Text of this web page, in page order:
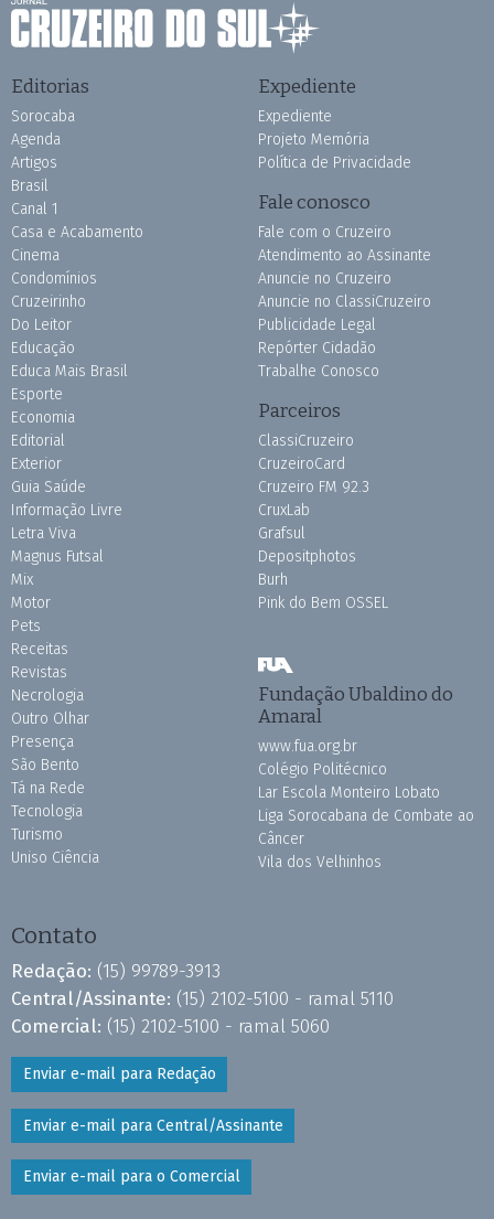
Editorias
Sorocaba
Agenda
Artigos
Brasil
Canal 1
Casa e Acabamento
Cinema
Condomínios
Cruzeirinho
Do Leitor
Educação
Educa Mais Brasil
Esporte
Economia
Editorial
Exterior
Guia Saúde
Informação Livre
Letra Viva
Magnus Futsal
Mix
Motor
Pets
Receitas
Revistas
Necrologia
Outro Olhar
Presença
São Bento
Tá na Rede
Tecnologia
Turismo
Uniso Ciência
Expediente
Expediente
Projeto Memória
Política de Privacidade
Fale conosco
Fale com o Cruzeiro
Atendimento ao Assinante
Anuncie no Cruzeiro
Anuncie no ClassiCruzeiro
Publicidade Legal
Repórter Cidadão
Trabalhe Conosco
Parceiros
ClassiCruzeiro
CruzeiroCard
Cruzeiro FM 92.3
CruxLab
Grafsul
Depositphotos
Burh
Pink do Bem OSSEL
Fundação Ubaldino do
Amaral
www.fua.org.br
Colégio Politécnico
Lar Escola Monteiro Lobato
Liga Sorocabana de Combate ao
Câncer
Vila dos Velhinhos
Contato
Redação: (15) 99789-3913
Central/Assinante: (15) 2102-5100 - ramal 5110
Comercial: (15) 2102-5100 - ramal 5060
Enviar e-mail para Redação
Enviar e-mail para Central/Assinante
Enviar e-mail para o Comercial